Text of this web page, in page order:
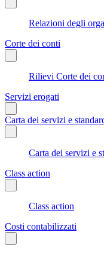
Relazioni degli
Corte dei conti
Rilievi Corte dei
Servizi erogati
Carta dei servizi e
Carta dei servizi e
Class action
Class action
Costi contabilizzati